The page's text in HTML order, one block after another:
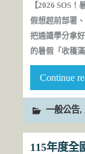
【2026 SOS
假想超前部署
把通識學分拿
的暑假「收穫
Continue
一般公告,
115年度全